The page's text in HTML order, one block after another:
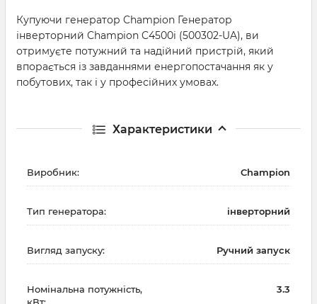
Купуючи генератор Champion Генератор
інверторний Champion C4500i (500302-UA), ви
отримуєте потужний та надійний пристрій, який
впорається із завданнями енергопостачання як у
побутових, так і у професійних умовах.
Характеристики
Виробник: Champion
Тип генератора: інверторний
Вигляд запуску: Ручний запуск
Номінальна потужність,
3.3